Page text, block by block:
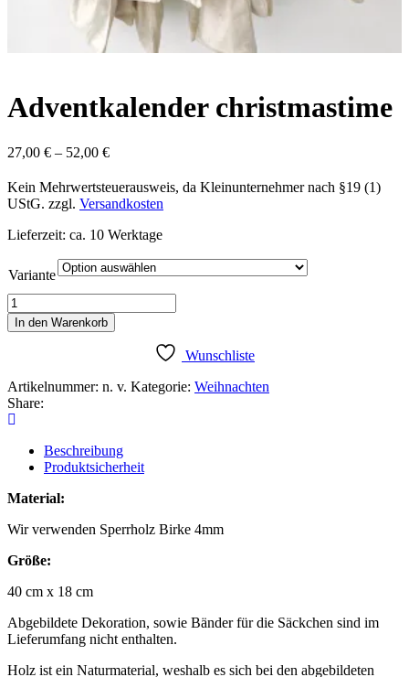
Adventkalender christmastime
27,00 € – 52,00 €
Kein Mehrwertsteuerausweis, da Kleinunternehmer nach §19 (1)
UStG. zzgl. Versandkosten
Lieferzeit: ca. 10 Werktage
Variante
Adventkalender
christmastime
Menge
In den Warenkorb
Wunschliste
Artikelnummer: n. v. Kategorie: Weihnachten
Share:
Beschreibung
Produktsicherheit
Material:
Wir verwenden Sperrholz Birke 4mm
Größe:
40 cm x 18 cm
Abgebildete Dekoration, sowie Bänder für die Säckchen sind im
Lieferumfang nicht enthalten.
Holz ist ein Naturmaterial, weshalb es sich bei den abgebildeten